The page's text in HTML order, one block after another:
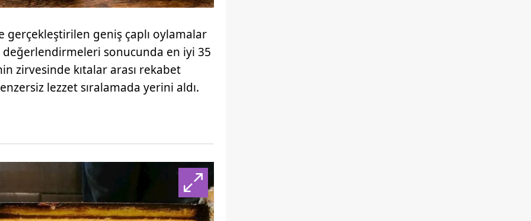
gerçekleştirilen geniş çaplı oylamalar
sonucunda en iyi 35
zirvesinde kıtalar arası rekabet
lezzet sıralamada yerini aldı.